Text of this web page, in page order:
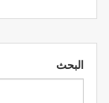
البحث